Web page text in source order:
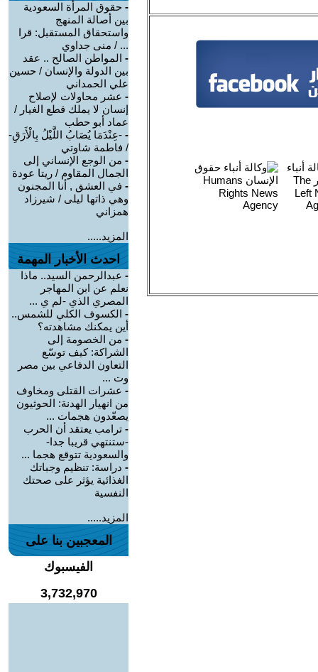
- حقوق المرأة السعودية
بين أصالة المنهج
واستحقاق المستقبل: قرا
... / منى جداوي
- المواطن الصالح .. عقد
بين الدولة والإنسان / حسين
علي الحمداني
- عشر محاولات لإصلاح
إنسان لا يملك قطع الغيار /
عماد أبو حطب
- -عِنْدَمَا يُصَابُ اللَّيْلُ بِالْأَرَقِ-
/ فاطمة شاوتي
- من الوجع الإنساني إلى
الجمال المقاوم / ريتا عودة
- في العشق , أنا المجنون
وهي ذاتها ليلى / شيرزاد
همزاني
المزيد.....
احدث الأخبار المهمة
- عبدالرحمن السيد.. ماذا
نعلم عن ابن المهاجر
المصري الذي -لم ي ...
- الكسوف الكلي للشمس..
أين يمكنك مشاهدته؟
- من الخصومة إلى
الشراكة: كيف توسّع
التعاون الدفاعي بين مصر
وت ...
- عشرات القتلى ومخاوف
من انهيار الهدنة: الحوثيون
يصعّدون هجمات ...
- ترامب يعتقد أن الحرب
-ستنتهي قريبا جدا-
والسعودية تتوقع هجما ...
- دراسة: تنظيم وجباتك
الغذائية يؤثر على صحتك
النفسية
المزيد.....
المعجبين بنا على
الفيسبوك
3,732,970